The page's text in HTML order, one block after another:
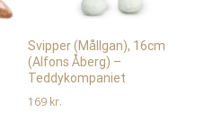
Svipper (Mållgan), 16cm
(Alfons Åberg) –
Teddykompaniet
169 kr.